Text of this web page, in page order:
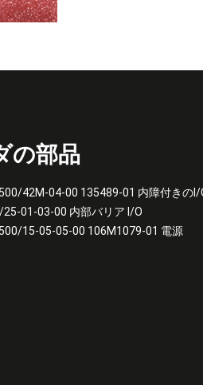
の部品
42M-04-00 135489-01 内障付きのI/
01-03-00 内部バリア I/O
15-05-05-00 106M1079-01 電源